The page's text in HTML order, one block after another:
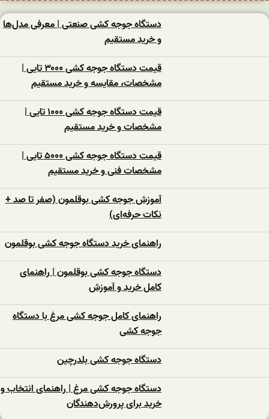
دستگاه جوجه کشی صنعتی | معرفی مدل‌ها
و خرید مستقیم
قیمت دستگاه جوجه کشی ۳۰۰۰ تایی |
مشخصات، مقایسه و خرید مستقیم
قیمت دستگاه جوجه کشی ۱۰۰۰ تایی |
مشخصات و خرید مستقیم
قیمت دستگاه جوجه کشی ۵۰۰۰ تایی |
مشخصات فنی و خرید مستقیم
آموزش جوجه کشی بوقلمون (صفر تا صد +
نکات حرفه‌ای)
راهنمای خرید دستگاه جوجه کشی بوقلمون
دستگاه جوجه کشی بوقلمون | راهنمای
کامل خرید و آموزش
راهنمای کامل جوجه کشی مرغ با دستگاه
جوجه کشی
دستگاه جوجه‌ کشی بلدرچین
دستگاه جوجه‌ کشی مرغ | راهنمای انتخاب و
خرید برای پرورش‌دهندگان